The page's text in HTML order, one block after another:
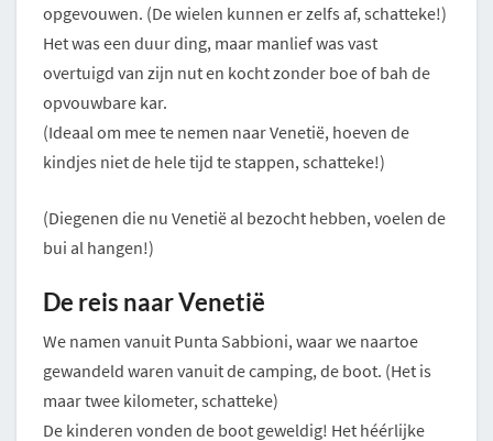
opgevouwen. (De wielen kunnen er zelfs af, schatteke!)
Het was een duur ding, maar manlief was vast
overtuigd van zijn nut en kocht zonder boe of bah de
opvouwbare kar.
(Ideaal om mee te nemen naar Venetië, hoeven de
kindjes niet de hele tijd te stappen, schatteke!)
(Diegenen die nu Venetië al bezocht hebben, voelen de
bui al hangen!)
De reis naar Venetië
We namen vanuit Punta Sabbioni, waar we naartoe
gewandeld waren vanuit de camping, de boot. (Het is
maar twee kilometer, schatteke)
De kinderen vonden de boot geweldig! Het héérlijke